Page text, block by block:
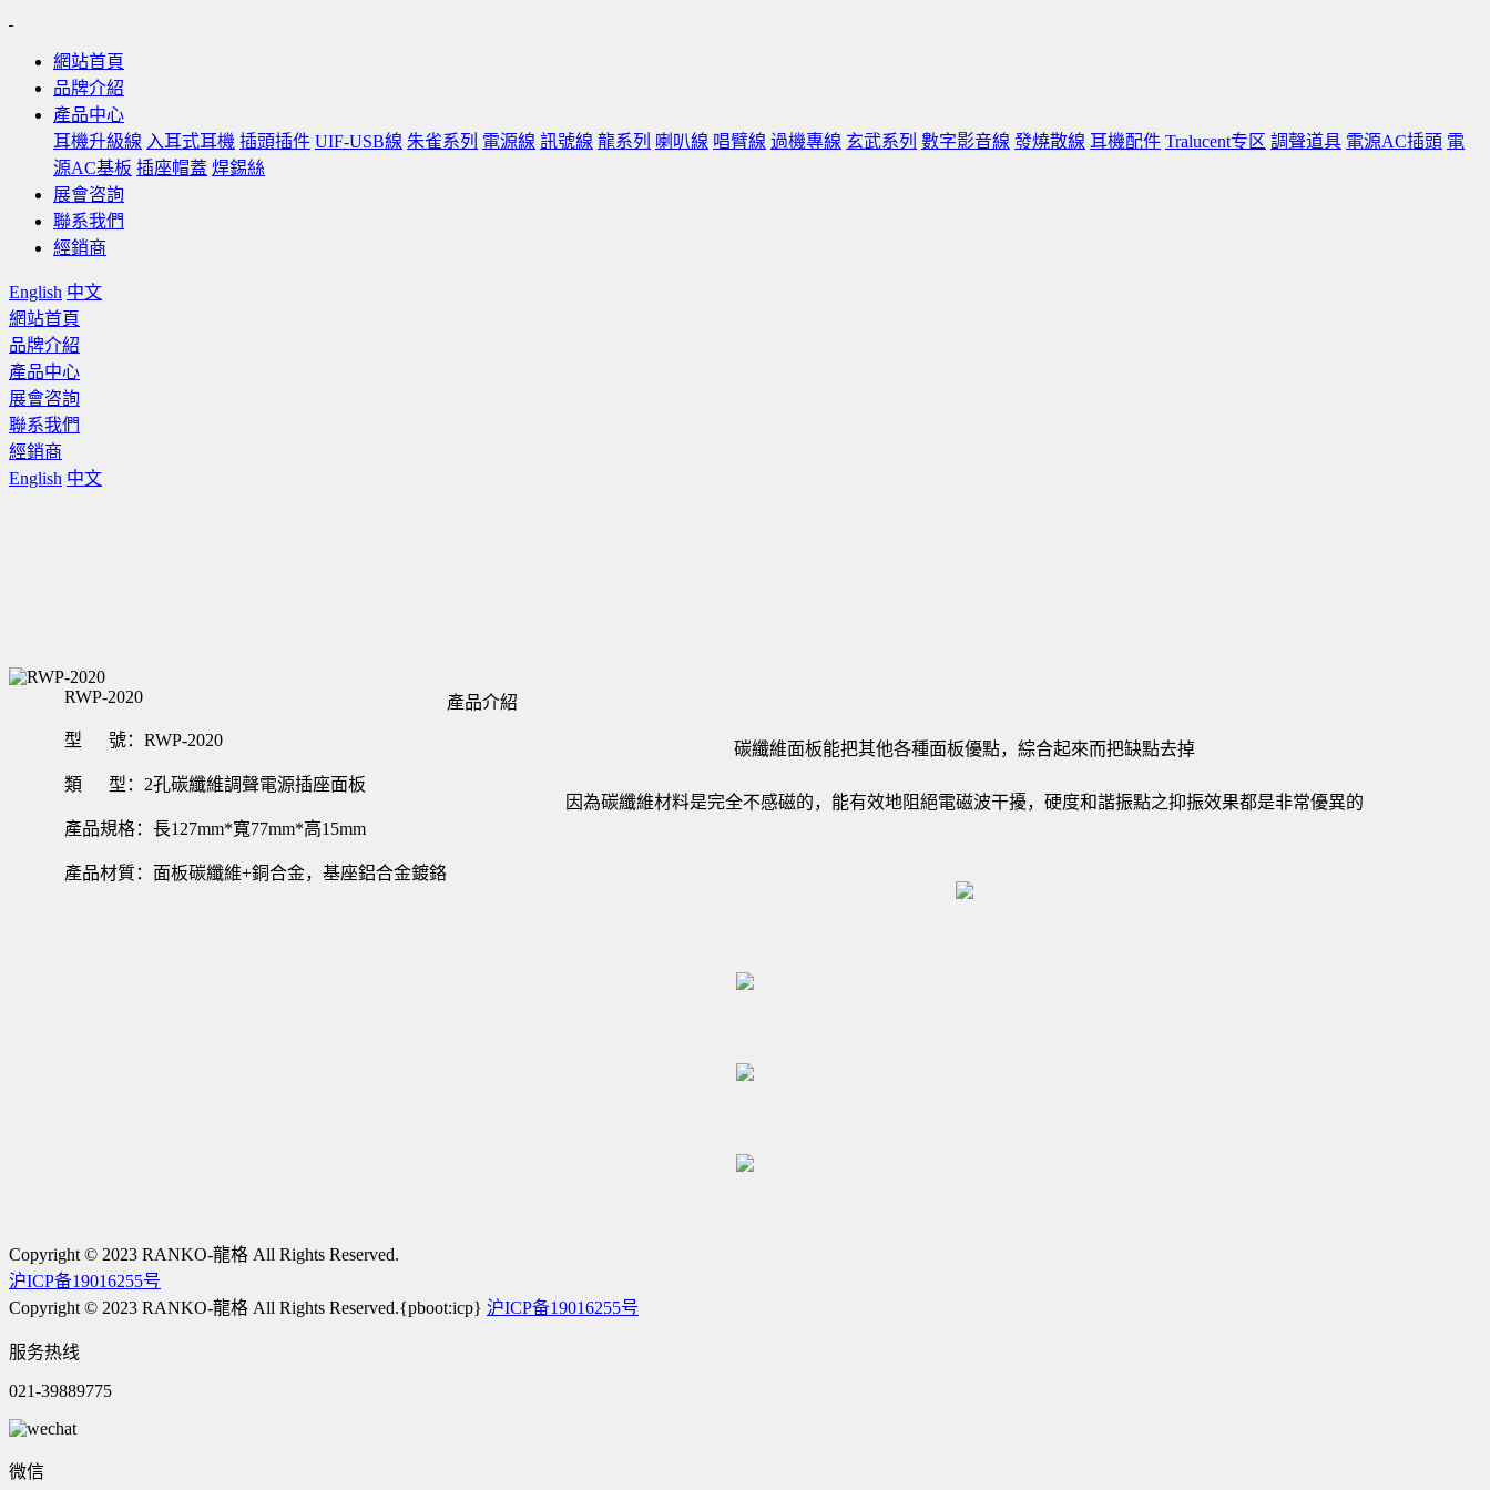
網站首頁
品牌介紹
產品中心
耳機升級線 入耳式耳機 插頭插件 UIF-USB線 朱雀系列 電源線 訊號線 龍系列 喇叭線 唱臂線 過機專線 玄武系列 數字影音線 發燒散線 耳機配件 Tralucent专区 調聲道具 電源AC插頭 電
源AC基板 插座帽蓋 焊錫絲
展會咨詢
聯系我們
經銷商
English 中文
網站首頁
品牌介紹
產品中心
展會咨詢
聯系我們
經銷商
English 中文
RWP-2020
型 號：RWP-2020
類 型：2孔碳纖維調聲電源插座面板
產品規格：長127mm*寬77mm*高15mm
產品材質：面板碳纖維+銅合金，基座鋁合金鍍鉻
產品介紹
碳纖維面板能把其他各種面板優點，綜合起來而把缺點去掉
因為碳纖維材料是完全不感磁的，能有效地阻絕電磁波干擾，硬度和諧振點之抑振效果都是非常優異的
Copyright © 2023 RANKO-龍格 All Rights Reserved.
沪ICP备19016255号
Copyright © 2023 RANKO-龍格 All Rights Reserved.{pboot:icp} 沪ICP备19016255号
服务热线
021-39889775
微信